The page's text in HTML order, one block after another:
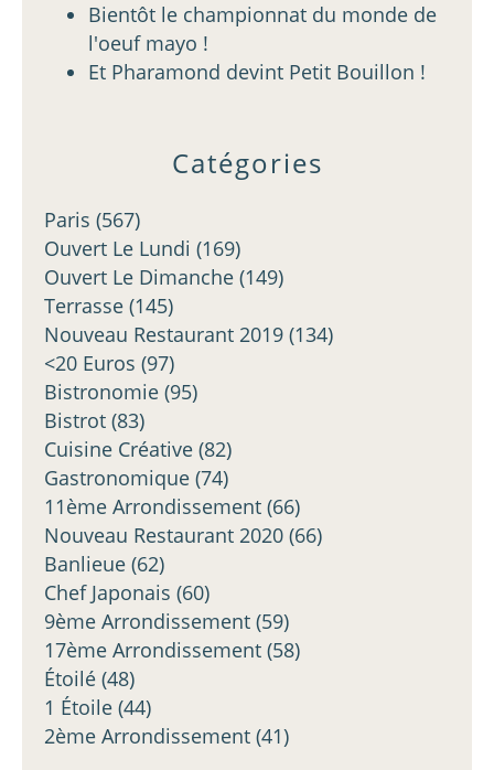
Catégories
Paris (567)
Ouvert Le Lundi (169)
Ouvert Le Dimanche (149)
Terrasse (145)
Nouveau Restaurant 2019 (134)
<20 Euros (97)
Bistronomie (95)
Bistrot (83)
Cuisine Créative (82)
Gastronomique (74)
11ème Arrondissement (66)
Nouveau Restaurant 2020 (66)
Banlieue (62)
Chef Japonais (60)
9ème Arrondissement (59)
17ème Arrondissement (58)
Étoilé (48)
1 Étoile (44)
2ème Arrondissement (41)
Bientôt le championnat du monde de
l'oeuf mayo !
Et Pharamond devint Petit Bouillon !